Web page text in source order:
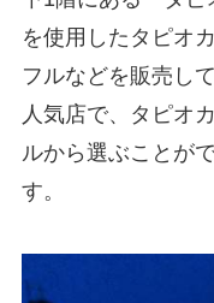
を使用したタピオ
フルなどを販売し
人気店で、タピオ
ルから選ぶことが
す。